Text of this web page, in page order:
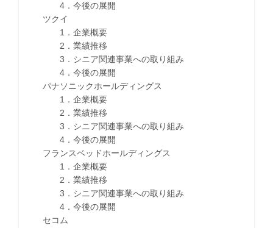
4．今後の展開
ツクイ
1．企業概要
2．業績推移
3．シニア関連事業への取り組み
4．今後の展開
パナソニックホールディングス
1．企業概要
2．業績推移
3．シニア関連事業への取り組み
4．今後の展開
フランスベッドホールディングス
1．企業概要
2．業績推移
3．シニア関連事業への取り組み
4．今後の展開
セコム